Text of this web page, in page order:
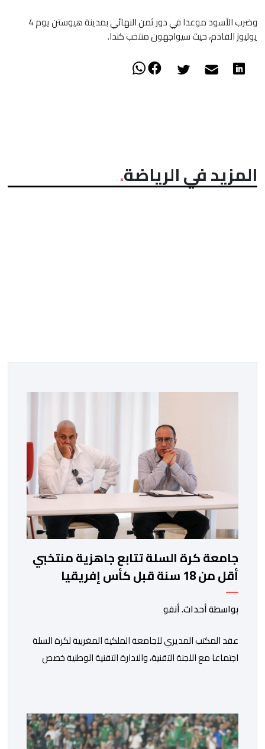
​وضرب الأسود موعدا في دور ثمن النهائي بمدينة هيوستن يوم 4
يوليوز القادم، حيث سيواجهون منتخب كندا.
المزيد في الرياضة
جامعة كرة السلة تتابع جاهزية منتخبي
أقل من 18 سنة قبل كأس إفريقيا
بواسطة أحداث. أنفو
عقد المكتب المديري للجامعة الملكية المغربية لكرة السلة
اجتماعا مع اللجنة التقنية، والادارة التقنية الوطنية خصص
الفترة الأخيرة. وشهد الاجتماع تقديم عرض مفصل حول
مشاركة المنتخبين الوطنيين لأقل من 18 سنة، إناثا وذكورا،
من طرف اللجنة التقنية التي واكبت كل […]